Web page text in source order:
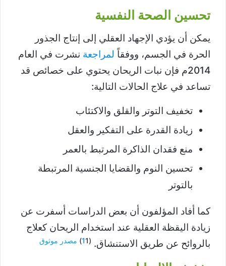
تحسين الصحة النفسية
يمكن أن يؤدي الإجهاد العقلي إلى إنتاج الجذور
الحرة في الجسم، ووفقاً لمراجعة نشرت في العام
2014م فإن نبات الريحان يحتوي على خصائص قد
تساعد في علاج الحالات التالية:
تخفيف التوتر والقلق والاكتئاب
زيادة القدرة على التفكير والعقل
منع فقدان الذاكرة المرتبط بالعمر
تحسين النوم والقضايا الجنسية المرتبطة
بالتوتر
كما أفاد المؤلفون أن بعض الدراسات أسفرت عن
زيادة اليقظة العقلية عند استخدام الريحان كعلاج
بالروائح عن طريق الاستنشاق. (
11) مصدر موثوق